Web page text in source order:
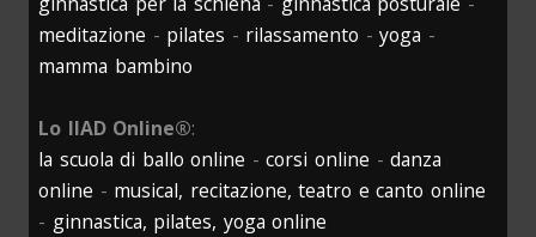
meditazione - pilates - rilassamento -yoga -
mamma bambino
Lo IIAD Online®:
la scuola di ballo online -corsi online -danza
online - musical, recitazione, teatro e canto online
- ginnastica, pilates, yoga online